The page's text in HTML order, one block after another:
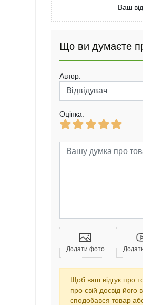
Ваш
Що ви думаєте
Автор:
Оцінка:
Додати фото
Щоб ваш відгук про
про свій досвід
сподобався товар